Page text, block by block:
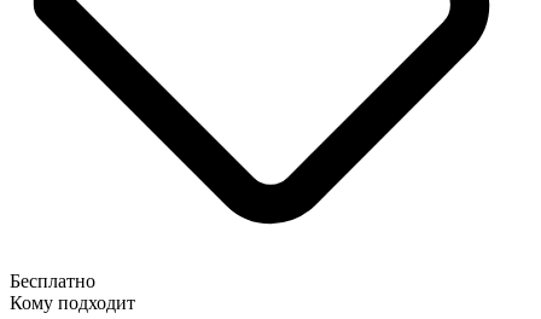
Бесплатно
Кому подходит